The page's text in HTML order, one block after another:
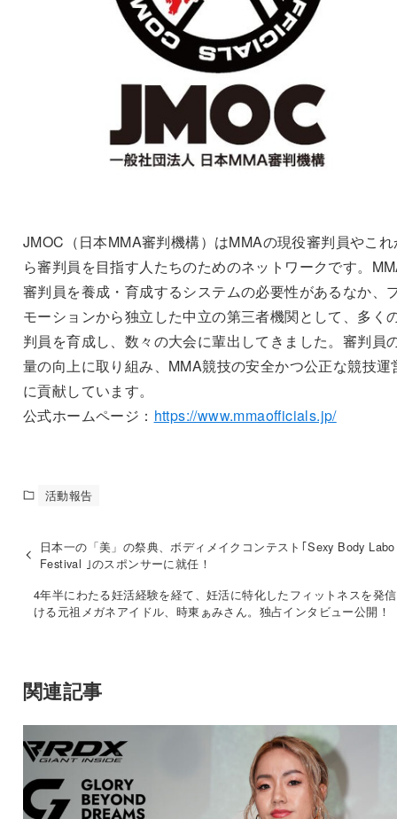
JMOC（日本MMA審判機構）はMMAの現役審判員やこ
ら審判員を目指す人たちのためのネットワークです。
審判員を養成・育成するシステムの必要性があるなか、
モーションから独立した中立の第三者機関として、多く
判員を育成し、数々の大会に輩出してきました。審判員
量の向上に取り組み、MMA競技の安全かつ公正な競技運
に貢献しています。
公式ホームページ： https://www.mmaofficials.jp/
活動報告
日本一の「美」の祭典、ボディメイクコンテスト｢Sexy Body Labo
Festival ｣のスポンサーに就任！
4年半にわたる妊活経験を経て、妊活に特化したフィットネスを発
ける元祖メガネアイドル、時東ぁみさん。独占インタビュー公開！
関連記事